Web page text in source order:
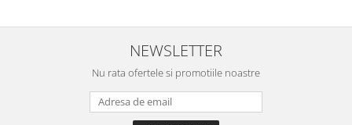
4.5cm x 2.3 cm
NEWSLETTER
Nu rata ofertele si promotiile noastre